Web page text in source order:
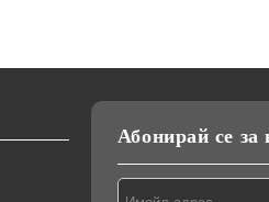
Абонирай се